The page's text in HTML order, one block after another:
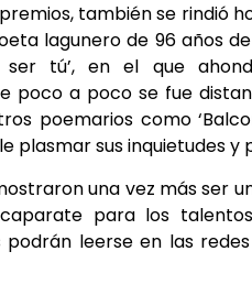
también se rindió
lagunero de 96 años
ser tú’, en el que
poco a poco se fue
poemarios como
plasmar sus inquietudes y
una vez más ser
para los
leerse en las